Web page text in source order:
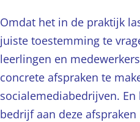
Omdat het in de praktijk
juiste toestemming te
leerlingen en
concrete afspraken te
socialemediabedrijven.
bedrijf aan deze